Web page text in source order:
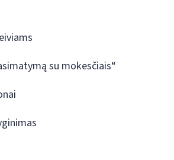
su mokesčiais“